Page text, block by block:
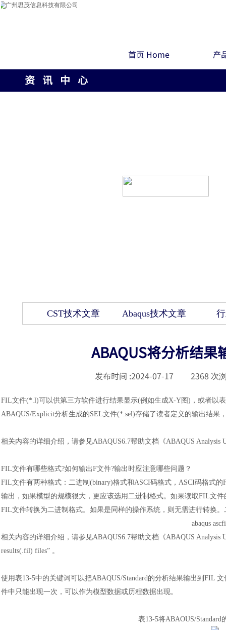
首页 Home 产
资 讯 中 心
CST技术文章 Abaqus技术文章
ABAQUS将分析结果
发布时间 :2024-07-17 2368 次
FIL文件(*.l)可以供第三方软件进行结果显示(例如生成X-Y图)，或者以
ABAQUS/Explicit分析生成的SEL文件(*.sel)存储了读者定义的输出结
相关内容的详细介绍，请参见ABAQUS6.7帮助文档《ABAQUS Analysis
FIL文件有哪些格式?如何输出F文件?输出时应注意哪些问题 ？
FIL文件有两种格式 ： 二进制 (binary)格式和ASCI码格式，ASCI码格式
输出，如果模型的规模很大，更应该选用二进制格式。如果读取FIL文
FIL文件转换为二进制格式。如果是同样的操作系统，则无需进行转换
abaqus
相关内容的详细介绍，请参见ABAQUS6.7帮助文档《ABAQUS Analysis
results(.fil) files” 。
使用表13-5中的关键词可以把ABAQUS/Standard的分析结果输出到FIL
件中只能出现一次，可以作为模型数据或历程数据出现。
表13-5将ABAOUS/